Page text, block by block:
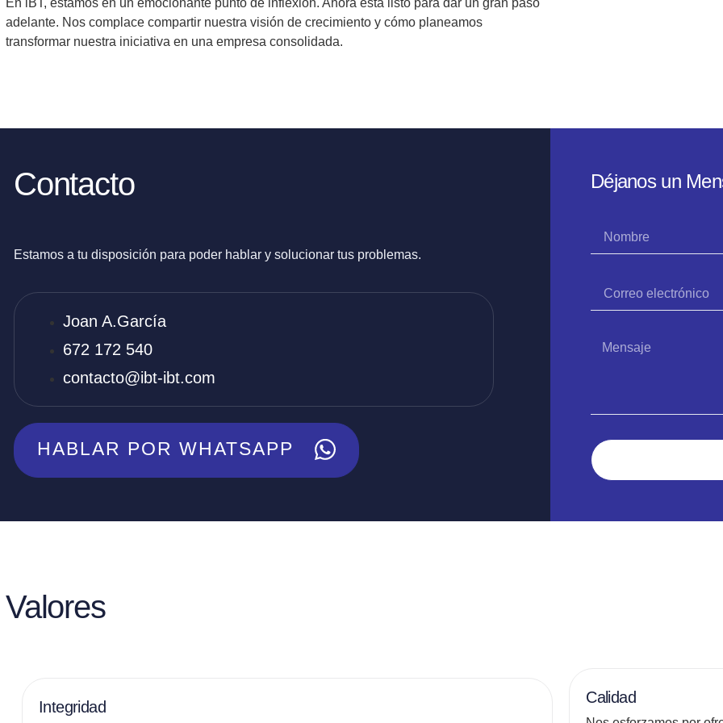
En iBT, estamos en un emocionante punto de inflexión. Ahora está listo para dar un gran paso
adelante. Nos complace compartir nuestra visión de crecimiento y cómo planeamos
transformar nuestra iniciativa en una empresa consolidada.
Contacto
Estamos a tu disposición para poder hablar y solucionar tus problemas.
Joan A.García
672 172 540
contacto@ibt-ibt.com
HABLAR POR WHATSAPP
Déjanos un
Valores
Integridad
Calidad